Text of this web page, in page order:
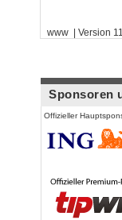
www | Version
Sponsoren
Offizieller